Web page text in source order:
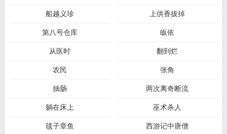
船越义珍
上供香拔掉
第八号仓库
皈依
从医时
翻到烂
农民
张角
抽肠
两次离奇断流
躺在床上
巫术杀人
毯子章鱼
西游记中唐僧